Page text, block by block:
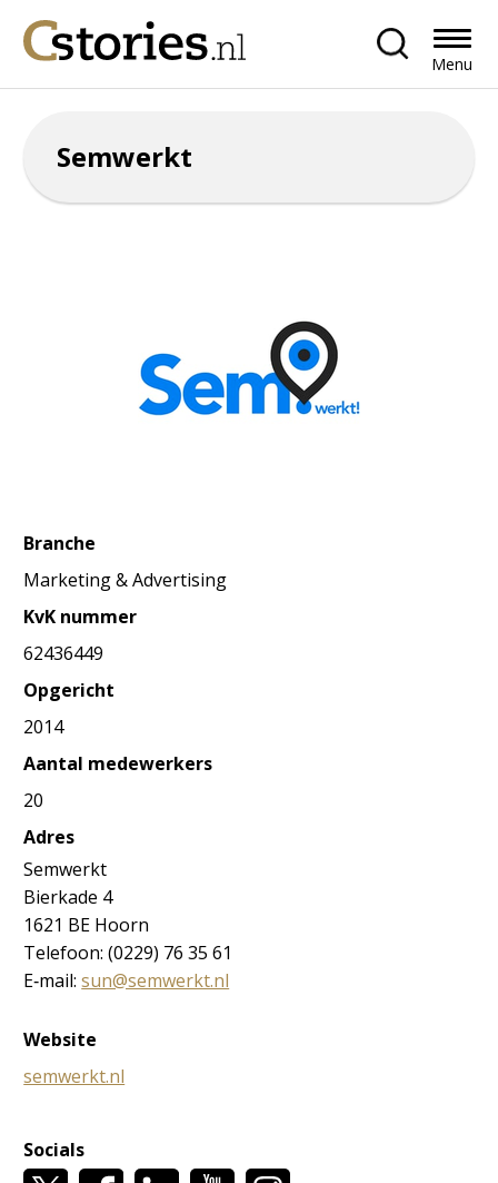
Menu
Semwerkt
Branche
Marketing & Advertising
KvK nummer
62436449
Opgericht
2014
Aantal medewerkers
20
Adres
Semwerkt
Bierkade 4
1621 BE Hoorn
Telefoon: (0229) 76 35 61
E‐mail:sun@semwerkt.nl
Website
semwerkt.nl
Socials